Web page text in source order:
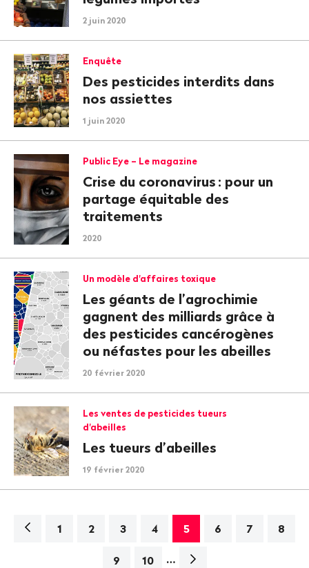
2 juin 2020
Enquête
Des pesticides interdits dans
nos assiettes
1 juin 2020
Public Eye – Le magazine
Crise du coronavirus : pour un
partage équitable des
traitements
2020
Un modèle d'affaires toxique
Les géants de l’agrochimie
gagnent des milliards grâce à
des pesticides cancérogènes
ou néfastes pour les abeilles
20 février 2020
Les ventes de pesticides tueurs
d'abeilles
Les tueurs d’abeilles
19 février 2020
Navigation
1 2 3 4 5 6 7 8
9 10 …
Page